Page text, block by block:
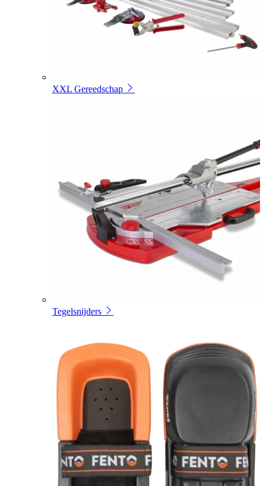
XXL Gereedschap
Tegelsnijders